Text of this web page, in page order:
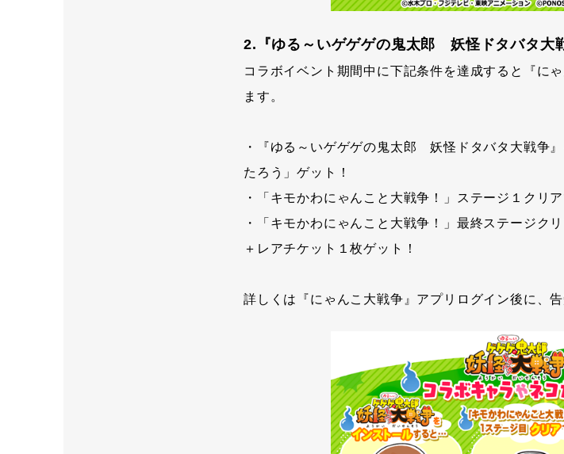
2.『ゆる～いゲゲゲの鬼太郎 妖怪ドタバタ大
コラボイベント期間中に下記条件を達成すると『に
ます。
・『ゆる～いゲゲゲの鬼太郎 妖怪ドタバタ大戦争
たろう」ゲット！
・「キモかわにゃんこと大戦争！」ステージ１クリ
・「キモかわにゃんこと大戦争！」最終ステージク
＋レアチケット１枚ゲット！
詳しくは『にゃんこ大戦争』アプリログイン後に、